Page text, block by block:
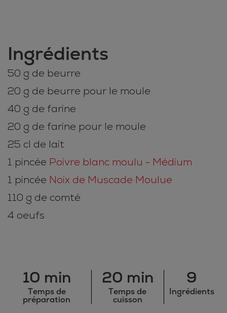
Ingrédients
50 g de beurre
20 g de beurre pour le moule
40 g de farine
20 g de farine pour le moule
25 cl de lait
1 pincée Poivre blanc moulu - Médium
1 pincée Noix de Muscade Moulue
110 g de comté
4 oeufs
10 min
Temps de
préparation
20 min
Temps de
cuisson
9
Ingrédients